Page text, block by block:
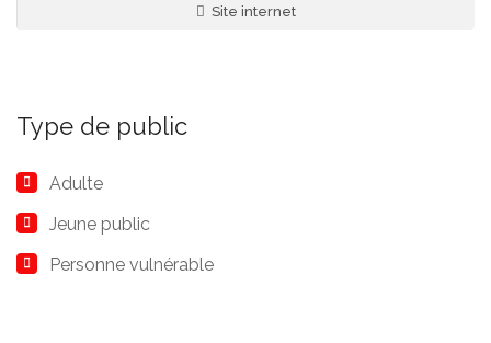
Site internet
Type de public
Adulte
Jeune public
Personne vulnérable